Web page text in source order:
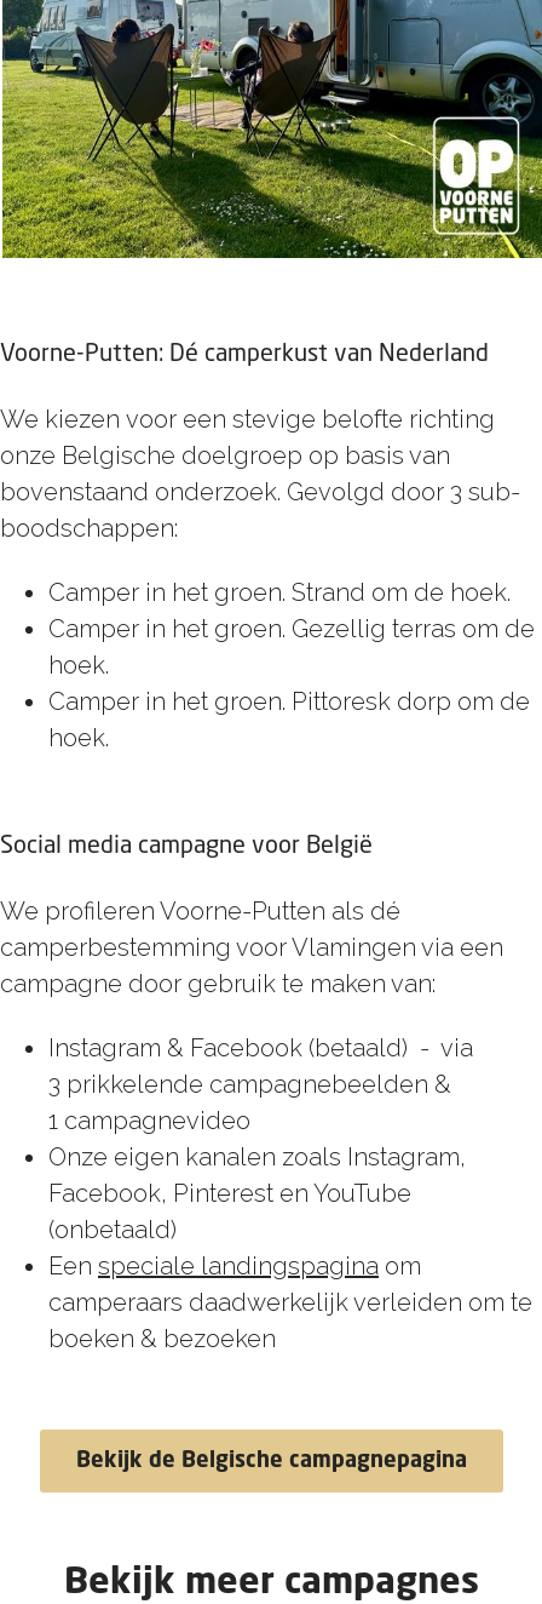
Voorne-Putten: Dé camperkust van Nederland
We kiezen voor een stevige belofte richting
onze Belgische doelgroep op basis van
bovenstaand onderzoek. Gevolgd door 3 sub-
boodschappen:
Camper in het groen. Strand om de hoek.
Camper in het groen. Gezellig terras om de
hoek.
Camper in het groen. Pittoresk dorp om de
hoek.
Social media campagne voor België
We profileren Voorne-Putten als dé
camperbestemming voor Vlamingen via een
campagne door gebruik te maken van:
Instagram & Facebook (betaald) - via
3 prikkelende campagnebeelden &
1 campagnevideo
Onze eigen kanalen zoals Instagram,
Facebook, Pinterest en YouTube
(onbetaald)
Een speciale landingspagina om
camperaars daadwerkelijk verleiden om te
boeken & bezoeken
Bekijk de Belgische campagnepagina
Bekijk meer campagnes